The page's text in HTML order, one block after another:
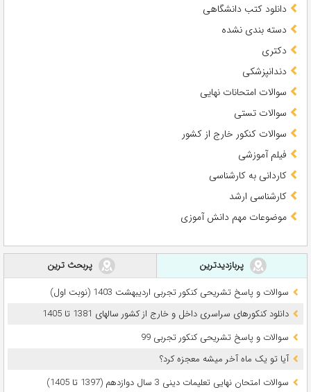
دانلود کتب دانشگاهی
دسته بندی نشده
دکتری
دندانپزشکی
سوالات امتحانات نهایی
سوالات تستی
سوالات کنکور خارج از کشور
فیلم آموزشی
کاردانی به کارشناسی
کارشناسی ارشد
موضوعات مهم دانش آموزی
پربازدیدترین
پربحث ترین
سوالات و پاسخ تشریحی کنکور تجربی اردیبهشت 1403 (نوبت اول)
دانلود کنکورهای سراسری داخل و خارج از کشور سالهای 1381 تا 1405
سوالات و پاسخ تشریحی کنکور تجربی 99
آیا تو یک ماه آخر میشه معجزه کرد؟
سوالات امتحان نهایی تعلیمات دینی 3 سال دوازدهم (1397 تا 1405)